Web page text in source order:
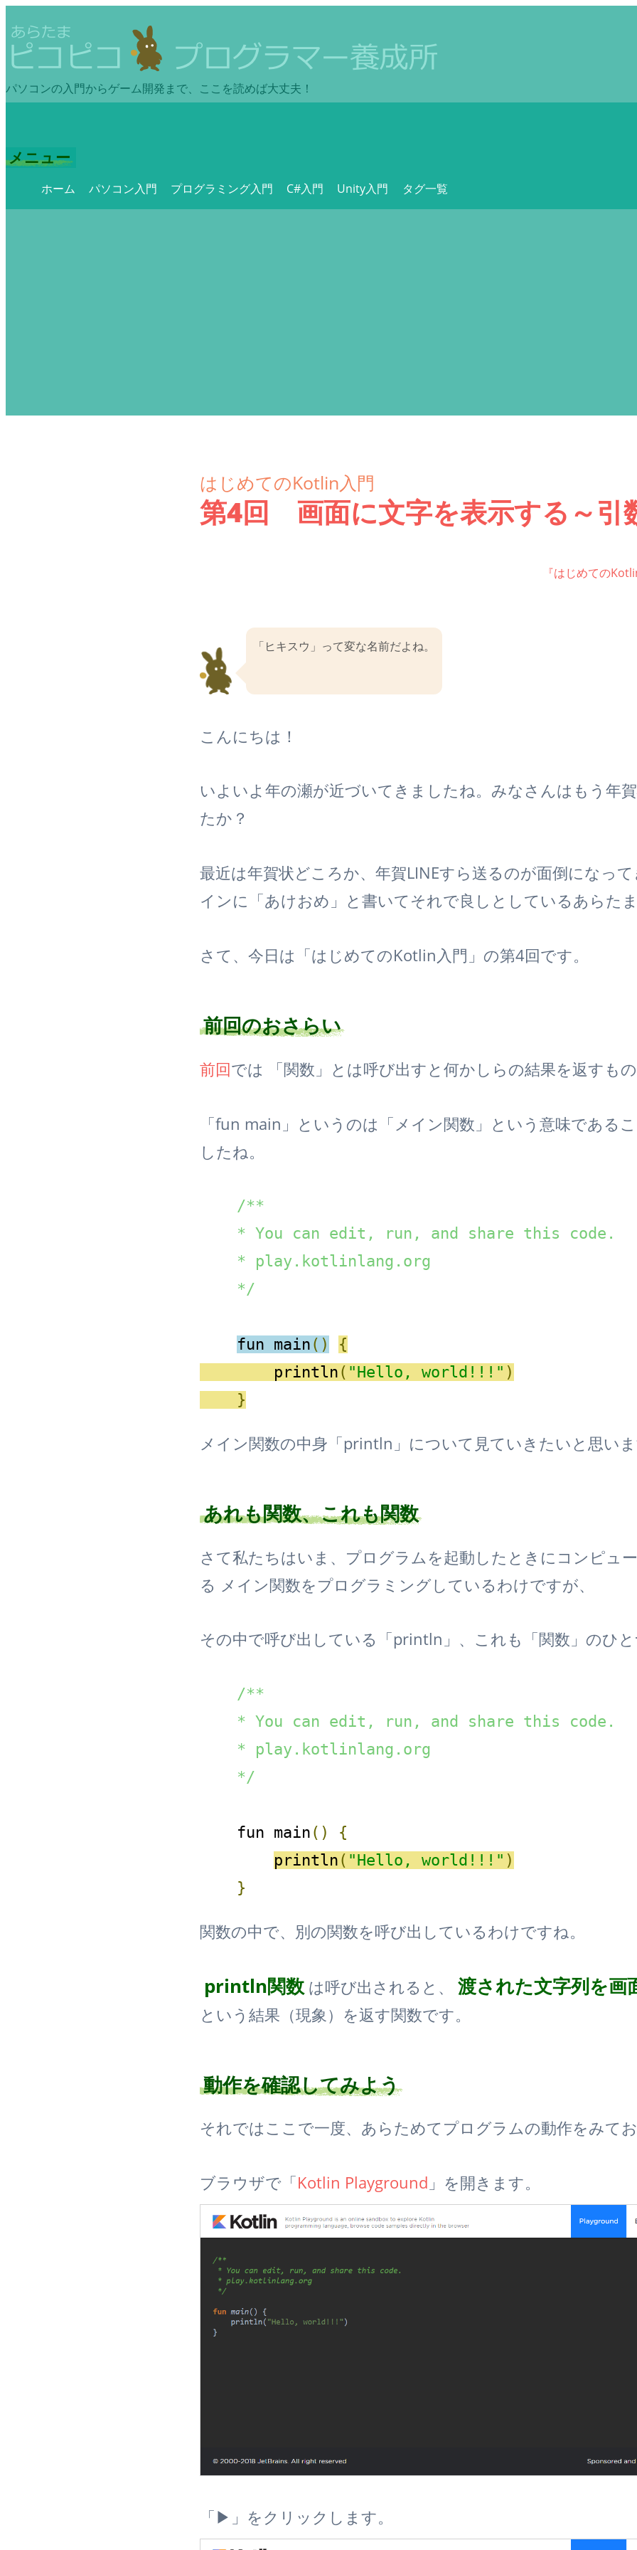
パソコンの入門からゲーム開発まで、ここを読めば大丈夫！
メニュー
ホーム パソコン入門 プログラミング入門 C#入門 Unity入門 タグ一覧
はじめてのKotlin入門
第4回 画面に文字を表示する～引
『はじめての
「ヒキスウ」って変な名前だよね。
こんにちは！
いよいよ年の瀬が近づいてきましたね。みなさんはもう年
たか？
最近は年賀状どころか、年賀LINEすら送るのが面倒になっ
インに「あけおめ」と書いてそれで良しとしているあらたま
さて、今日は「はじめてのKotlin入門」の第4回です。
前回のおさらい
前回では 「関数」とは呼び出すと何かしらの結果を返すもの
「fun main」というのは「メイン関数」という意味である
したね。
/**
    * You can edit, run, and share this code.
    * play.kotlinlang.org
    */
fun main ()
{
        println
( "Hello, world!!!" )
}
メイン関数の中身「println」について見ていきたいと思いま
あれも関数、これも関数
さて私たちはいま、プログラムを起動したときにコンピュ
る メイン関数をプログラミングしているわけですが、
その中で呼び出している「println」、これも「関数」のひと
/**
    * You can edit, run, and share this code.
    * play.kotlinlang.org
    */
    fun main
()
{
println ( "Hello, world!!!" )
}
関数の中で、別の関数を呼び出しているわけですね。
println関数 は呼び出されると、 渡された文字列を画
という結果（現象）を返す関数です。
動作を確認してみよう
それではここで一度、あらためてプログラムの動作をみてお
ブラウザで「Kotlin Playground 」を開きます。
「▶」をクリックします。